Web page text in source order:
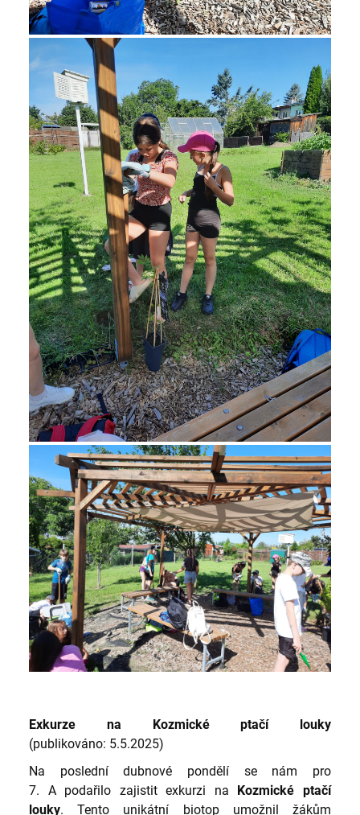
Exkurze na Kozmické ptačí louky
(publikováno: 5.5.2025)
Na poslední dubnové pondělí se nám pro
7. A podařilo zajistit exkurzi na Kozmické ptačí
louky. Tento unikátní biotop umožnil žákům